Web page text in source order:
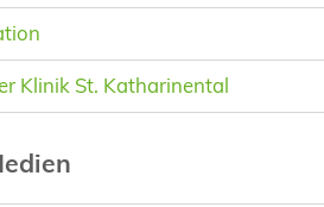
Klinik St. Katharinental